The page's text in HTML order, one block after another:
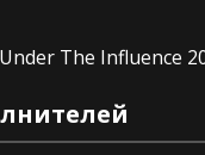
The Influence